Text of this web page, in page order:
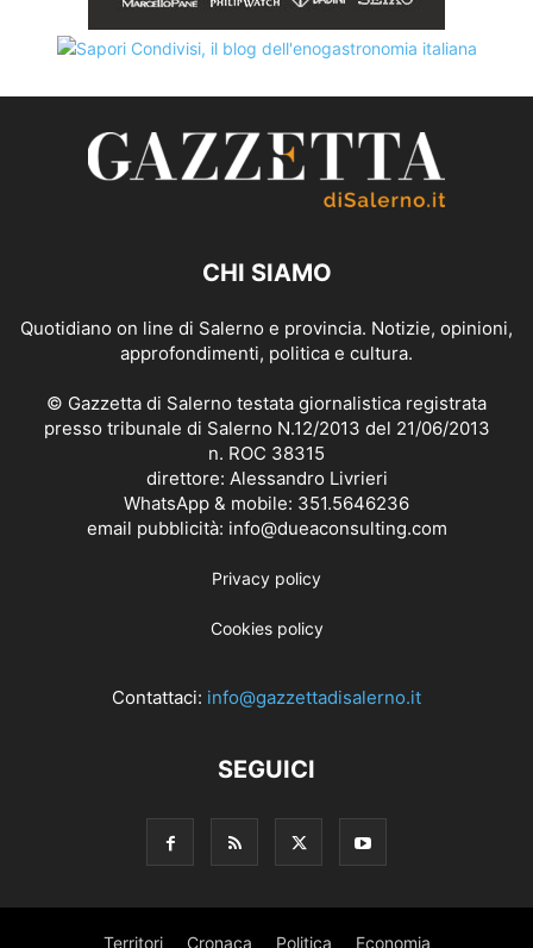
CHI SIAMO
Quotidiano on line di Salerno e provincia. Notizie, opinioni,
approfondimenti, politica e cultura.
© Gazzetta di Salerno testata giornalistica registrata
presso tribunale di Salerno N.12/2013 del 21/06/2013
n. ROC 38315
direttore: Alessandro Livrieri
WhatsApp & mobile: 351.5646236
email pubblicità: info@dueaconsulting.com
Privacy policy
Cookies policy
Contattaci: info@gazzettadisalerno.it
SEGUICI
Territori Cronaca Politica Economia